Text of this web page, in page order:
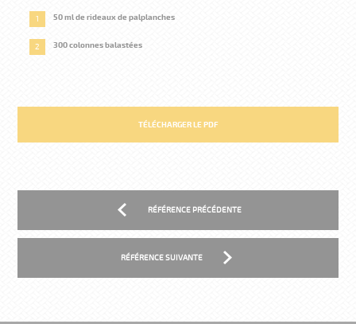
50 ml de rideaux de palplanches
300 colonnes balastées
TÉLÉCHARGER LE PDF
RÉFÉRENCE PRÉCÉDENTE
RÉFÉRENCE SUIVANTE